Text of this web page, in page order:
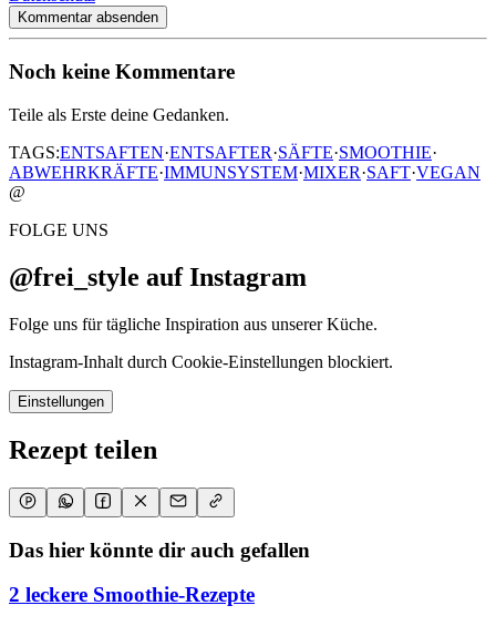
Kommentar absenden
Noch keine Kommentare
Teile als Erste deine Gedanken.
TAGS:ENTSAFTEN·ENTSAFTER·SÄFTE·SMOOTHIE·
ABWEHRKRÄFTE·IMMUNSYSTEM·MIXER·SAFT·VEGAN
@
FOLGE UNS
@frei_style auf Instagram
Folge uns für tägliche Inspiration aus unserer Küche.
Instagram-Inhalt durch Cookie-Einstellungen blockiert.
Einstellungen
Rezept teilen
Das hier könnte dir auch gefallen
2 leckere Smoothie-Rezepte